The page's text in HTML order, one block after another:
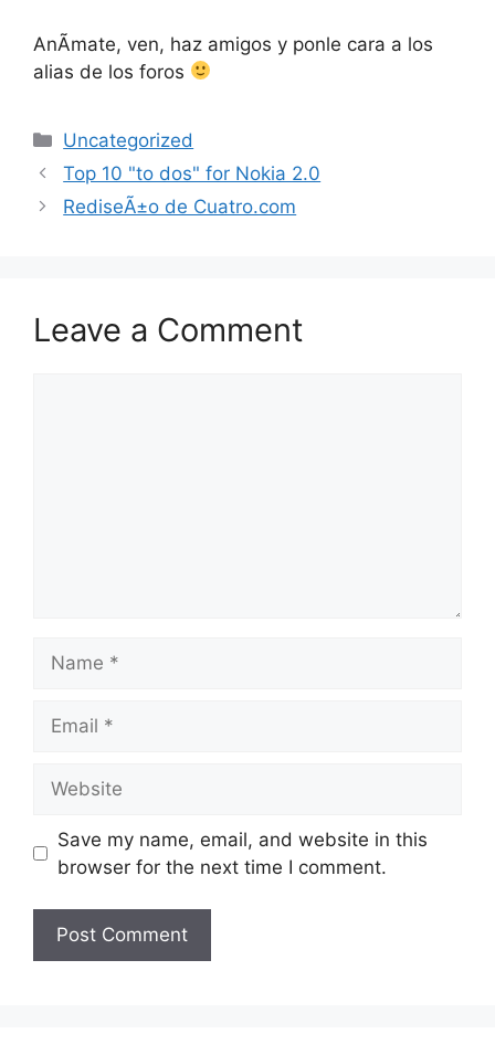
AnÃ­mate, ven, haz amigos y ponle cara a los
alias de los foros
Categories
Uncategorized
Top 10 "to dos" for Nokia 2.0
RediseÃ±o de Cuatro.com
Leave a Comment
Save my name, email, and website in this
browser for the next time I comment.